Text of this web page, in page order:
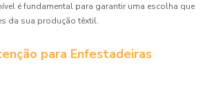
é fundamental para garantir uma escolha que
da sua produção têxtil.
para Enfestadeiras